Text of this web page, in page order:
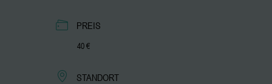
PREIS
40 €
STANDORT